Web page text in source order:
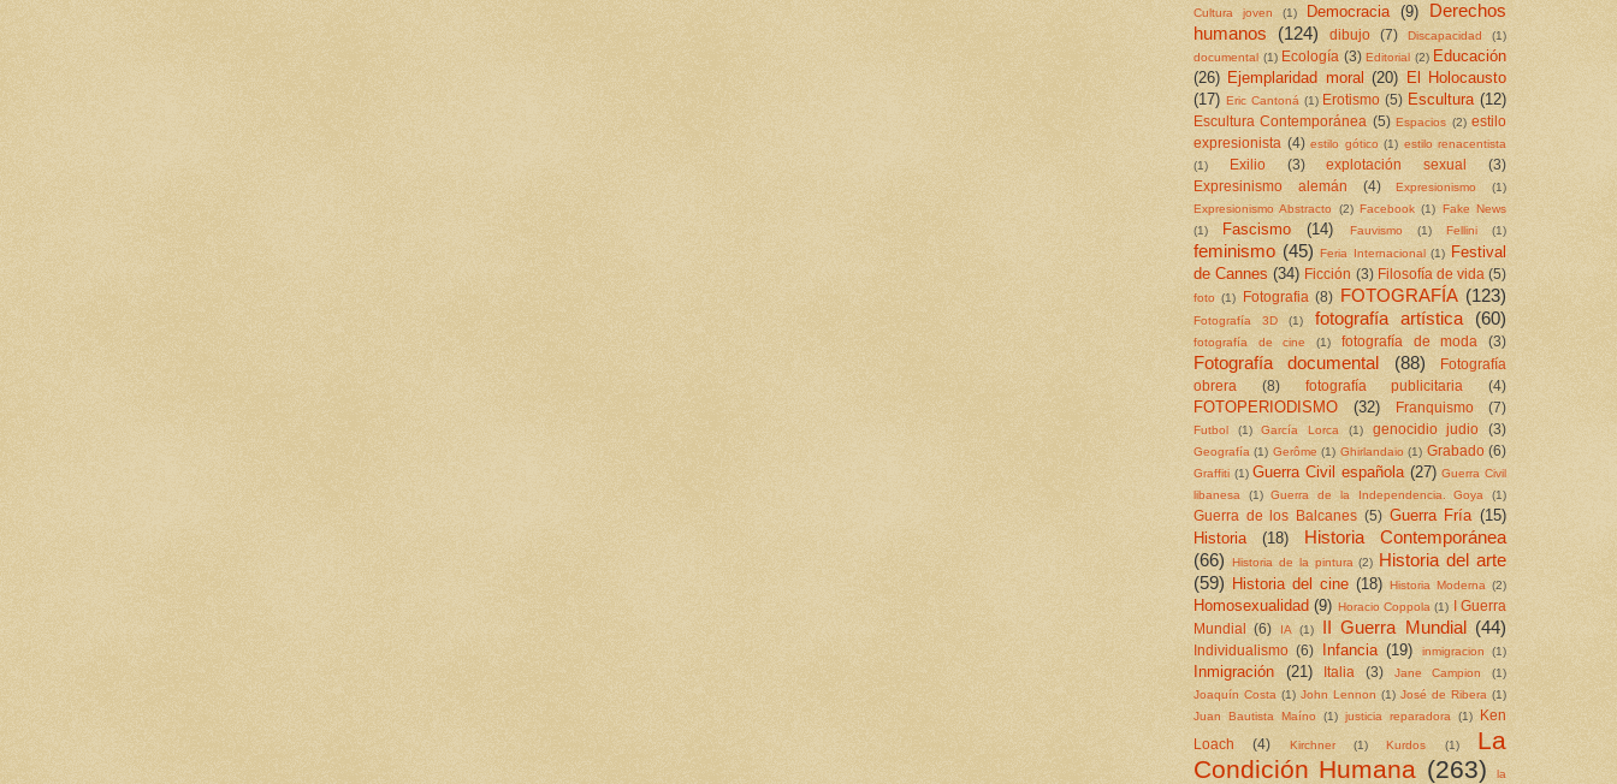
Cultura joven (1) Democracia (9)
Derechos
humanos
(124) dibujo (7) Discapacidad
(1)
documental (1) Ecología (3) Editorial (2) Educación
(26) Ejemplaridad moral (20) El Holocausto
(17) Eric Cantoná (1) Erotismo (5) Escultura (12)
Escultura Contemporánea (5) Espacios (2) estilo
expresionista (4) estilo gótico (1) estilo renacentista
(1)
Exilio (3) explotación sexual
(3)
Expresinismo alemán
(4) Expresionismo
(1)
Expresionismo Abstracto
(2) Facebook (1) Fake News
(1)
Fascismo (14) Fauvismo (1) Fellini (1)
feminismo (45) Feria Internacional (1)
Festival
de Cannes (34) Ficción (3) Filosofía de vida (5)
foto (1) Fotografia (8) FOTOGRAFÍA (123)
Fotografía 3D (1) fotografía artística (60)
fotografía de cine (1) fotografía de moda (3)
Fotografía documental (88)
Fotografía
obrera
(8) fotografía publicitaria (4)
FOTOPERIODISMO (32) Franquismo (7)
Futbol (1) García Lorca (1) genocidio judio (3)
Geografía (1) Gerôme (1) Ghirlandaio (1) Grabado (6)
Graffiti (1) Guerra Civil española (27) Guerra Civil
libanesa
(1) Guerra de la Independencia. Goya (1)
Guerra de los Balcanes (5) Guerra Fría (15)
Historia
(18)
Historia Contemporánea
(66)
Historia de la pintura (2) Historia del arte
(59) Historia del cine (18) Historia Moderna (2)
Homosexualidad (9) Horacio Coppola (1)
I Guerra
Mundial
(6) IA (1) II Guerra Mundial (44)
Individualismo (6) Infancia (19) inmigracion (1)
Inmigración (21) Italia (3) Jane Campion
(1)
Joaquín Costa (1) John Lennon (1) José de Ribera (1)
Juan Bautista Maíno
(1) justicia reparadora (1)
Ken
Loach
(4) Kirchner (1) Kurdos (1)
La
Condición Humana (263) la